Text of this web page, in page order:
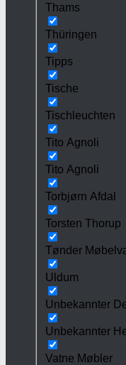
Thams
Thüringen
Tipps
Tische
Tischleuchten
Tito Agnoli
Tito Agnoli
Torbjørn Afdal
Torsten Thorup
Tønder
Uldum
Unbekannter
Unbekannter
Vatne Møbler